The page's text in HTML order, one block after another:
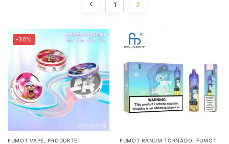
1 2
-30%
FUMOT VAPE,PRODUKTE FUMOT RANDM TORNADO, FUMOT